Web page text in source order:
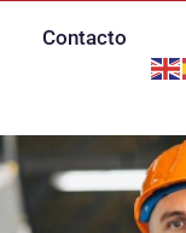
Contacto